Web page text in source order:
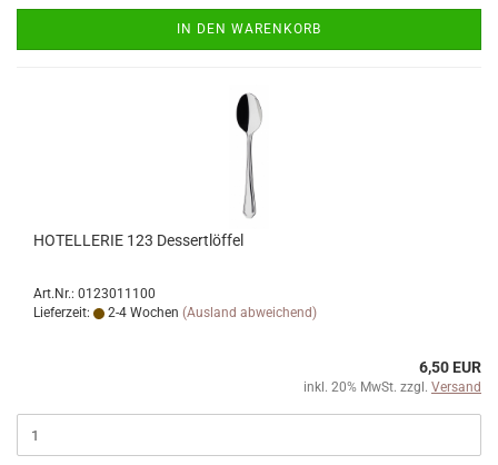
IN DEN WARENKORB
HOTELLERIE 123 Dessertlöffel
Art.Nr.: 0123011100
Lieferzeit:
2-4 Wochen (Ausland abweichend)
6,50 EUR
inkl. 20% MwSt. zzgl. Versand